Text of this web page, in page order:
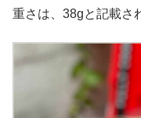
重さは、38gと記載さ